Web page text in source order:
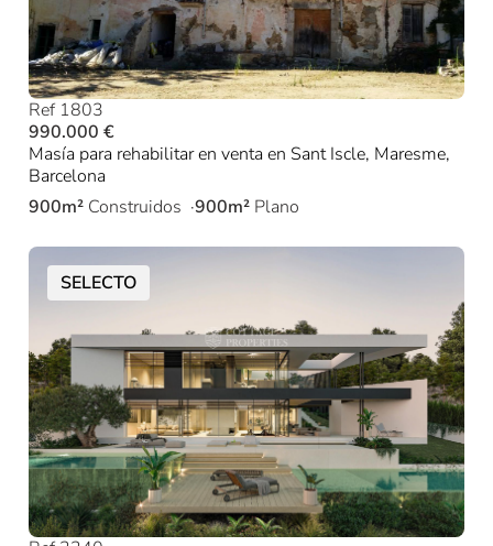
Ref 1803
990.000 €
Masía para rehabilitar en venta en Sant Iscle, Maresme,
Barcelona
900m² Construidos 900m² Plano
SELECTO